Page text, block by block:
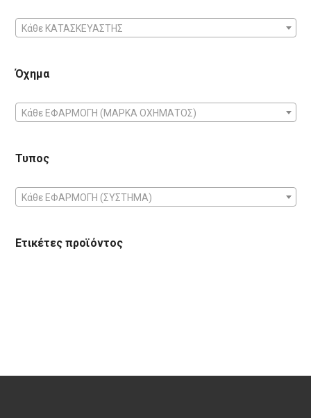
Κάθε ΚΑΤΑΣΚΕΥΑΣΤΗΣ
Όχημα
Κάθε ΕΦΑΡΜΟΓΗ (ΜΑΡΚΑ ΟΧΗΜΑΤΟΣ)
Τυπος
Κάθε ΕΦΑΡΜΟΓΗ (ΣΥΣΤΗΜΑ)
Ετικέτες προϊόντος